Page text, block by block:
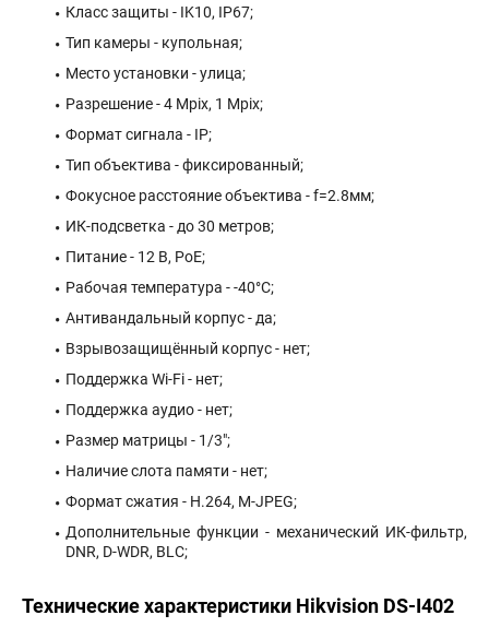
Класс защиты - IK10, IP67;
Тип камеры - купольная;
Место установки - улица;
Разрешение - 4 Mpix, 1 Mpix;
Формат сигнала - IP;
Тип объектива - фиксированный;
Фокусное расстояние объектива - f=2.8мм;
ИК-подсветка - до 30 метров;
Питание - 12 В, PoE;
Рабочая температура - -40°С;
Антивандальный корпус - да;
Взрывозащищённый корпус - нет;
Поддержка Wi-Fi - нет;
Поддержка аудио - нет;
Размер матрицы - 1/3";
Наличие слота памяти - нет;
Формат сжатия - H.264, M-JPEG;
Дополнительные функции - механический ИК-фильтр,
DNR, D-WDR, BLC;
Технические характеристики Hikvision DS-I402